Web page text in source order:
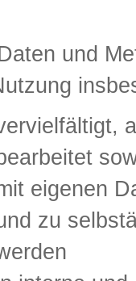
und
eigenen
zu